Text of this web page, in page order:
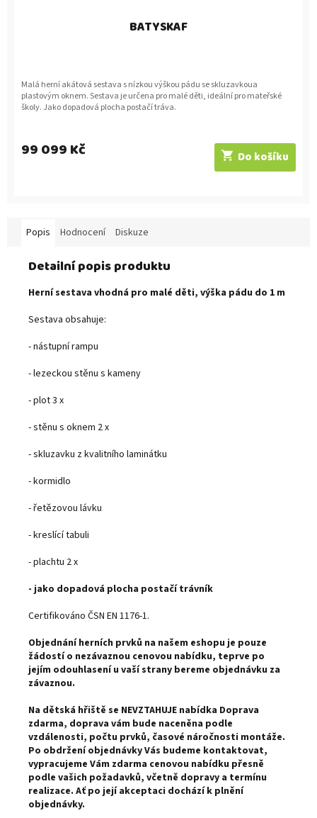
BATYSKAF
99 099 Kč Do košíku
Malá herní akátová sestava s nízkou výškou pádu se skluzavkoua
plastovým oknem. Sestava je určena pro malé děti, ideální pro mateřské
školy. Jako dopadová plocha postačí tráva.
Popis Hodnocení Diskuze
Detailní popis produktu
Herní sestava vhodná pro malé děti, výška pádu do 1 m
Sestava obsahuje:
- nástupní rampu
- lezeckou stěnu s kameny
- plot 3 x
- stěnu s oknem 2 x
- skluzavku z kvalitního laminátku
- kormidlo
- řetězovou lávku
- kreslící tabuli
- plachtu 2 x
- jako dopadová plocha postačí trávník
Certifikováno ČSN EN 1176-1.
Objednání herních prvků na našem eshopu je pouze
žádostí o nezávaznou cenovou nabídku, teprve po
jejím odouhlasení u vaší strany bereme objednávku za
závaznou.
Na dětská hřiště se NEVZTAHUJE nabídka Doprava
zdarma, doprava vám bude naceněna podle
vzdálenosti, počtu prvků, časové náročnosti montáže.
Po obdržení objednávky Vás budeme kontaktovat,
vypracujeme Vám zdarma cenovou nabídku přesně
podle vašich požadavků, včetně dopravy a termínu
realizace. Ať po její akceptaci dochází k plnění
objednávky.